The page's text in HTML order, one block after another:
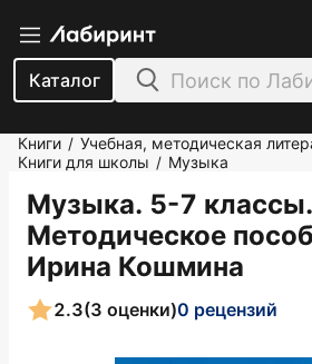
Каталог
Книги / Учебная, методическая
Книги для школы / Музыка
Музыка. 5-7 классы.
Методическое
Ирина Кошмина
2.3(3 оценки)0 рецензий